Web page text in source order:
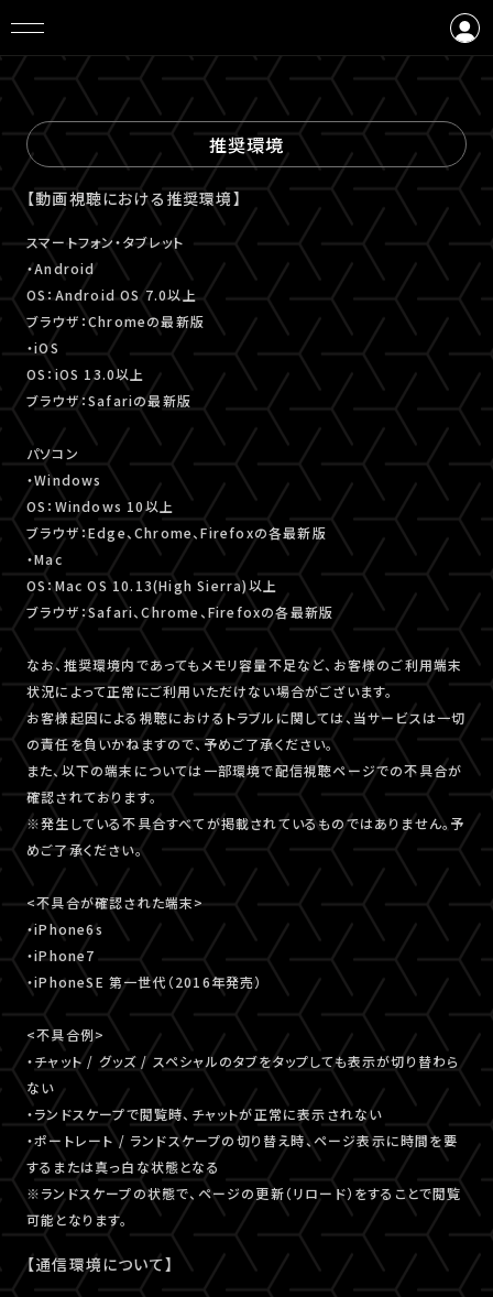
会員登録
推奨環境
【動画視聴における推奨環境】
スマートフォン・タブレット
・Android
OS：Android OS 7.0以上
ブラウザ：Chromeの最新版
・iOS
OS：iOS 13.0以上
ブラウザ：Safariの最新版
パソコン
・Windows
OS：Windows 10以上
ブラウザ：Edge、Chrome、Firefoxの各最新版
・Mac
OS：Mac OS 10.13(High Sierra)以上
ブラウザ：Safari、Chrome、Firefoxの各最新版
なお、推奨環境内であってもメモリ容量不足など、お客様のご利用端末
状況によって正常にご利用いただけない場合がございます。
お客様起因による視聴におけるトラブルに関しては、当サービスは一切
の責任を負いかねますので、予めご了承ください。
また、以下の端末については一部環境で配信視聴ページでの不具合が
確認されております。
※発生している不具合すべてが掲載されているものではありません。予
めご了承ください。
<不具合が確認された端末>
・iPhone6s
・iPhone7
・iPhoneSE 第一世代（2016年発売）
<不具合例>
・チャット / グッズ / スペシャルのタブをタップしても表示が切り替わら
ない
・ランドスケープで閲覧時、チャットが正常に表示されない
・ポートレート / ランドスケープの切り替え時、ページ表示に時間を要
するまたは真っ白な状態となる
※ランドスケープの状態で、ページの更新（リロード）をすることで閲覧
可能となります。
【通信環境について】